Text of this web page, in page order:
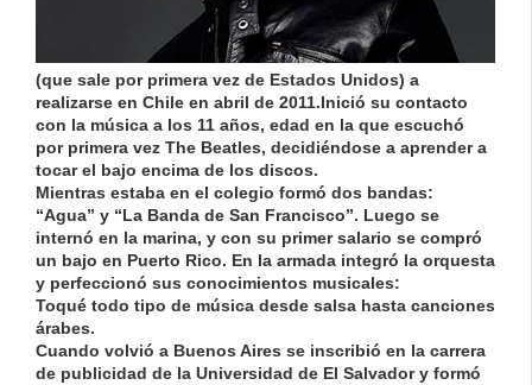
(que sale por primera vez de Estados Unidos) a
realizarse en Chile en abril de 2011.Inició su contacto
con la música a los 11 años, edad en la que escuchó
por primera vez The Beatles, decidiéndose a aprender a
tocar el bajo encima de los discos.
Mientras estaba en el colegio formó dos bandas:
“Agua” y “La Banda de San Francisco”. Luego se
internó en la marina, y con su primer salario se compró
un bajo en Puerto Rico. En la armada integró la orquesta
y perfeccionó sus conocimientos musicales:
Toqué todo tipo de música desde salsa hasta canciones
árabes.
Cuando volvió a Buenos Aires se inscribió en la carrera
de publicidad de la Universidad de El Salvador y formó